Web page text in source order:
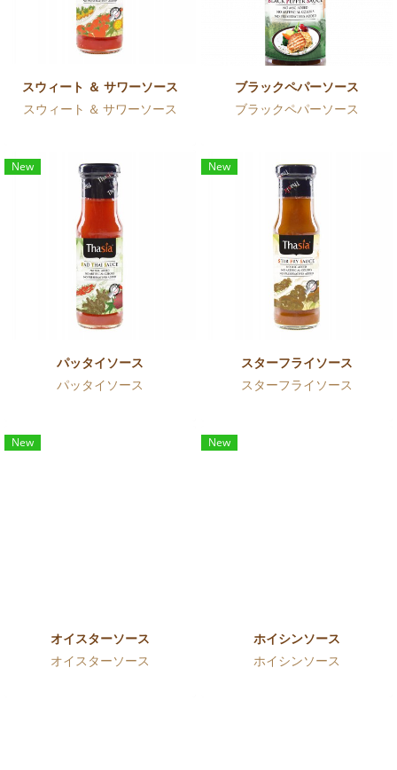
スウィート ＆ サワーソース
スウィート ＆ サワーソース
ブラックペパーソース
ブラックペパーソース
New
パッタイソース
パッタイソース
New
スターフライソース
スターフライソース
New
オイスターソース
オイスターソース
New
ホイシンソース
ホイシンソース